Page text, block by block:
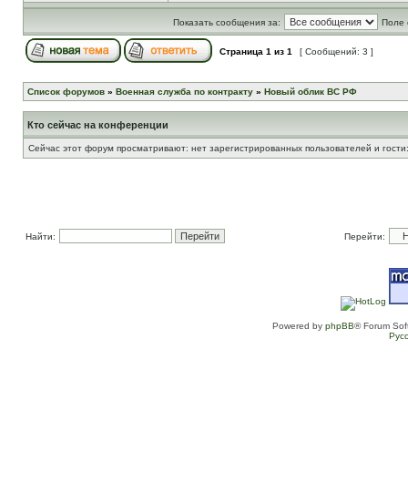
Показать сообщения за: Поле
Страница 1 из 1 [ Сообщений: 3 ]
Список форумов » Военная служба по контракту » Новый облик ВС РФ
Кто сейчас на конференции
Сейчас этот форум просматривают: нет зарегистрированных пользователей и
Найти: Перейти:
Powered by phpBB® Forum